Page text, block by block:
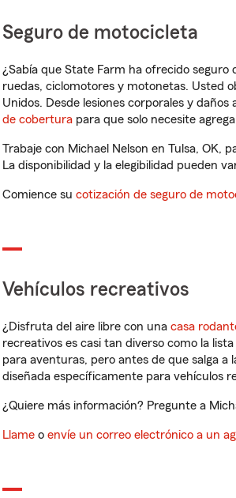
Seguro de motocicleta
¿Sabía que State Farm ha ofrecido
ruedas, ciclomotores y motonetas. Usted
Unidos. Desde lesiones corporales y
de cobertura para que solo necesite
Trabaje con Michael Nelson en Tulsa, OK,
La disponibilidad y la elegibilidad pueden
Comience su cotización de seguro de
Vehículos recreativos
¿Disfruta del aire libre con una casa
recreativos es casi tan diverso como la
para aventuras, pero antes de que salga a
diseñada específicamente para vehículos
¿Quiere más información? Pregunte a
Llame o envíe un correo electrónico a un